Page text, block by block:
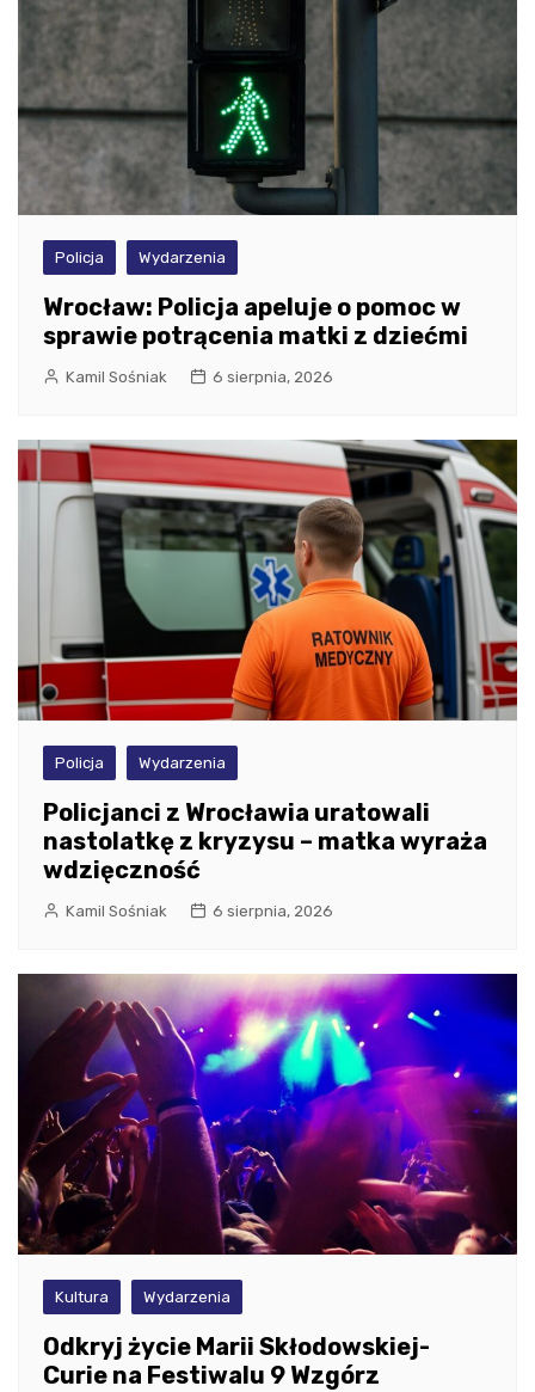
Policja Wydarzenia
Wrocław: Policja apeluje o pomoc w
sprawie potrącenia matki z dziećmi
Kamil Sośniak 6 sierpnia, 2026
Policja Wydarzenia
Policjanci z Wrocławia uratowali
nastolatkę z kryzysu – matka wyraża
wdzięczność
Kamil Sośniak 6 sierpnia, 2026
Kultura Wydarzenia
Odkryj życie Marii Skłodowskiej-
Curie na Festiwalu 9 Wzgórz